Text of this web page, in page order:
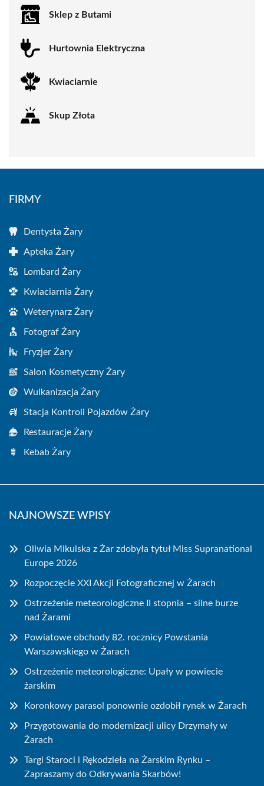
Sklep z Butami
Hurtownia Elektryczna
Kwiaciarnie
Skup Złota
FIRMY
Dentysta Żary
Apteka Żary
Lombard Żary
Kwiaciarnia Żary
Weterynarz Żary
Fotograf Żary
Fryzjer Żary
Salon Kosmetyczny Żary
Wulkanizacja Żary
Stacja Kontroli Pojazdów Żary
Restauracje Żary
Kebab Żary
NAJNOWSZE WPISY
Oliwia Mikulska z Żar zdobyła tytuł Miss Supranational
Europe 2026
Rozpoczęcie XXI Akcji Fotograficznej w Żarach
Ostrzeżenie meteorologiczne II stopnia – silne burze
nad Żarami
Powiatowe obchody 82. rocznicy Powstania
Warszawskiego w Żarach
Ostrzeżenie meteorologiczne: Upały w powiecie
żarskim
Koronkowy parasol ponownie ozdobił rynek w Żarach
Przygotowania do modernizacji ulicy Drzymały w
Żarach
Targi Staroci i Rękodzieła na Żarskim Rynku –
Zapraszamy do Odkrywania Skarbów!